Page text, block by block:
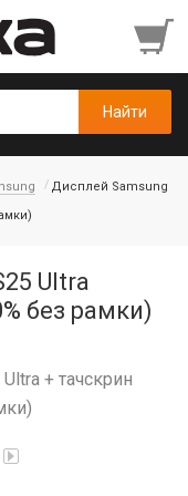
Дисплей Samsung
Ultra
без рамки)
+ тачскрин